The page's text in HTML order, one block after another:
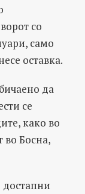
со
само
оставка.
да
се
како во
во Босна,
достапни